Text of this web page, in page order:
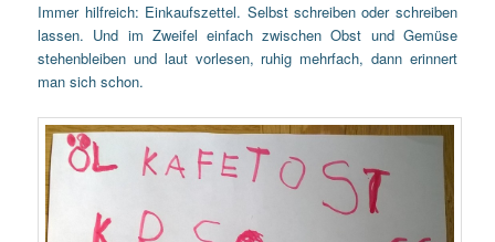
Immer hilfreich: Einkaufszettel. Selbst schreiben oder schreiben
lassen. Und im Zweifel einfach zwischen Obst und Gemüse
stehenbleiben und laut vorlesen, ruhig mehrfach, dann erinnert
man sich schon.